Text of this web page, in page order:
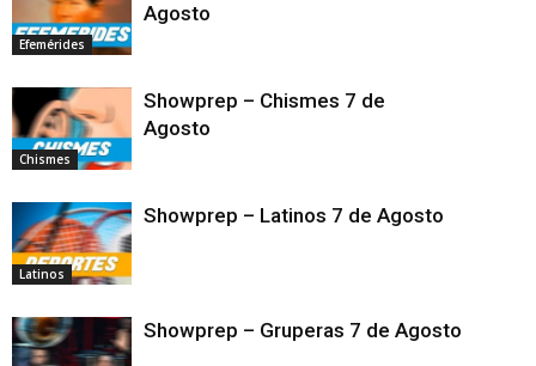
Efemérides
Agosto
Chismes
Showprep – Chismes 7 de
Agosto
Latinos
Showprep – Latinos 7 de Agosto
Showprep – Gruperas 7 de Agosto